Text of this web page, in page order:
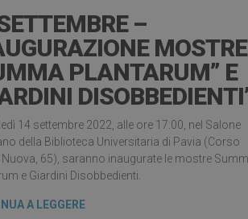
–
MOSTRE
PLANTARUM” E
14 settembre 2022, alle ore 17:00, nel Salone
della Biblioteca Universitaria di Pavia (Corso
Nuova, 65), saranno inaugurate le mostre
e Giardini Disobbedienti.
A LEGGERE